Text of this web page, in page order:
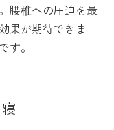
腰椎への圧迫を最
果が期待できま
す。